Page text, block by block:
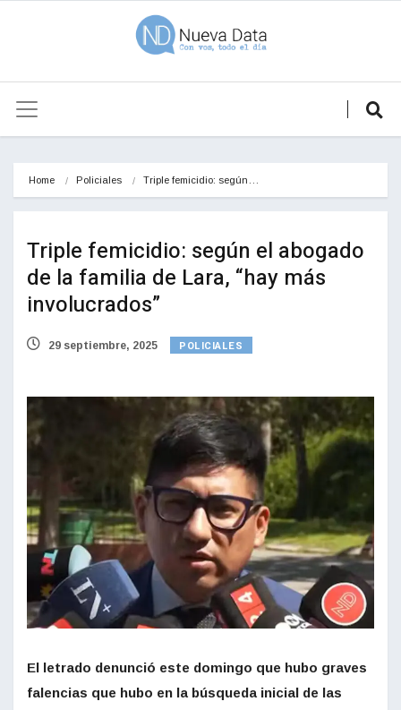
Home Policiales Triple femicidio: según…
Triple femicidio: según el abogado
de la familia de Lara, “hay más
involucrados”
29 septiembre, 2025 POLICIALES
El letrado denunció este domingo que hubo graves
falencias que hubo en la búsqueda inicial de las